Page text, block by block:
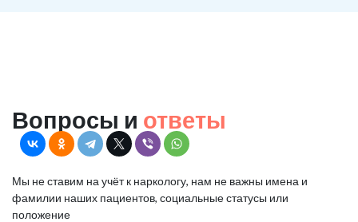
Вопросы и ответы
Мы не ставим на учёт к наркологу, нам не важны имена и
фамилии наших пациентов, социальные статусы или
положение